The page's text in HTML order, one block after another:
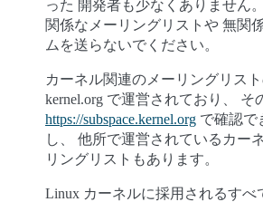
った 開発者も少なくありません
関係なメーリングリストや 無関
ムを送らないでください。
カーネル関連のメーリングリス
kernel.org で運営されており、 そ
https://subspace.kernel.org で確認で
し、 他所で運営されているカー
リングリストもあります。
Linux カーネルに採用されるすべ